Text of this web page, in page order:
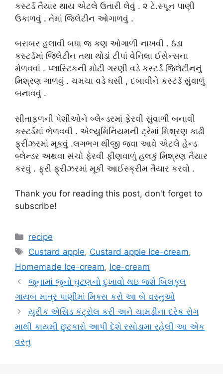
કસ્ટર્ડ તૈયાર થાય એટલે ઉતારી લેવું . ૨ ટે.સ્પૂન પાણી
ઉકાળવું . તેમાં જિલેટીન ઓગાળવું .
બરાબર હલાવી બધા જ કણ ઓગાળી નાખવી . ઠંડા
કસ્ટર્ડમાં જિલેટીન તથા થોડાં ટીપાં વેનિલા ઈસેન્સના
મેળવવાં . પ્લાસ્ટિકની મોટી ગરણી વડે કસ્ટર્ડ જિલેટીનનું
મિશ્રણ ગાળવું . ચમચા વડે ઘસી , દબાવીને કસ્ટર્ડ સુંવાળું
બનાવવું .
સીતાફળની પેશીઓને બ્લેન્ડરમાં ફેરવી સુંવાળી બનાવી
કસ્ટર્ડમાં ભેળવવી . એલ્યુમિનિયમની ટ્રેમાં મિશ્રણ કાઢી
ફ્રીઝરમાં મૂકવું .લગભગ થીજી જવા આવે એટલે હેન્ડ
બ્લેન્ડર અથવા સંચો ફેરવી ફીણવાળું હલકું મિશ્રણ તૈયાર
કરવું . ફ્રી ફ્રીઝરમાં મૂકી આઈસ્ક્રીમ તૈયાર કરવો .
Thank you for reading this post, don't forget to
subscribe!
Categories
recipe
Tags
Custard apple, Custard apple Ice-cream,
Homemade Ice-cream, Ice-cream
જૂનામાં જુનો ઘુટણનો દુખાવો થઇ જશે બિલકુલ
ગાયબ માત્ર પાણીમાં મિક્સ કરો આ બે વસ્તુઓ
યુરીક એસિડ કંટ્રોલ કરી અને ચામડીના દરેક રોગ
માથી કાયમી છુટકારો આપી દેશે રસોડામા રહેલી આ એક
વસ્તુ